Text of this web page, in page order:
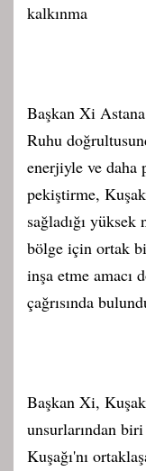
kalkınma
Başkan Xi
Ruhu
enerjiyle ve
pekiştirme,
sağladığı
bölge için ortak
inşa etme amacı
çağrısında
Başkan Xi,
unsurlarından
Kuşağı'nı